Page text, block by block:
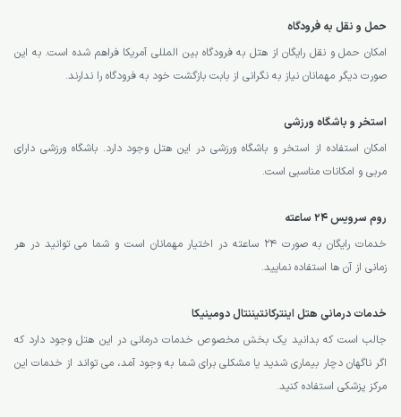
حمل و نقل به فرودگاه
امکان حمل و نقل رایگان از هتل به فرودگاه بین المللی آمریکا فراهم شده است. به این
صورت دیگر مهمانان نیاز به نگرانی از بابت بازگشت خود به فرودگاه را ندارند.
استخر و باشگاه ورزشی
امکان استفاده از استخر و باشگاه ورزشی در این هتل وجود دارد. باشگاه ورزشی دارای
مربی و امکانات مناسبی است.
روم سرویس 24 ساعته
خدمات رایگان به صورت 24 ساعته در اختیار مهمانان است و شما می توانید در هر
زمانی از آن ها استفاده نمایید.
خدمات درمانی هتل اینترکانتیننتال دومینیکا
جالب است که بدانید یک بخش مخصوص خدمات درمانی در این هتل وجود دارد که
اگر ناگهان دچار بیماری شدید یا مشکلی برای شما به وجود آمد، می تواند از خدمات این
مرکز پزشکی استفاده کنید.